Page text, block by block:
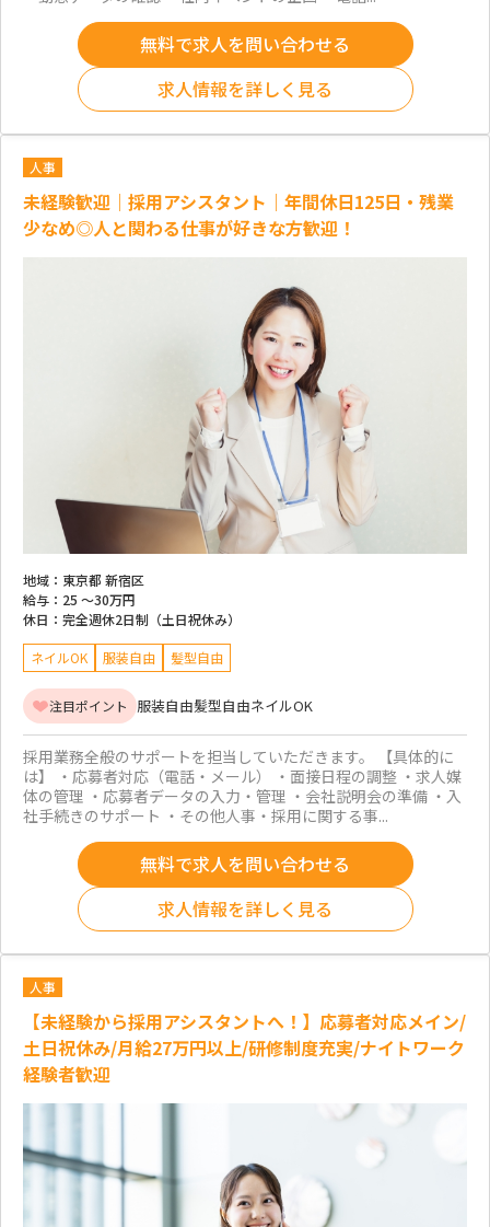
無料で求人を問い合わせる
求人情報を詳しく見る
人事
未経験歓迎｜採用アシスタント｜年間休日125日・残業
少なめ◎人と関わる仕事が好きな方歓迎！
地域： 東京都 新宿区
給与： 25 ～30万円
休日： 完全週休2日制（土日祝休み）
ネイルOK 服装自由 髪型自由
注目ポイント 服装自由髪型自由ネイルOK
採用業務全般のサポートを担当していただきます。 【具体的に
は】 ・応募者対応（電話・メール） ・面接日程の調整 ・求人媒
体の管理 ・応募者データの入力・管理 ・会社説明会の準備 ・入
社手続きのサポート ・その他人事・採用に関する事...
無料で求人を問い合わせる
求人情報を詳しく見る
人事
【未経験から採用アシスタントへ！】応募者対応メイン/
土日祝休み/月給27万円以上/研修制度充実/ナイトワーク
経験者歓迎